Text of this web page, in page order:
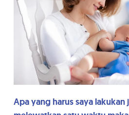
Apa yang harus saya lakukan